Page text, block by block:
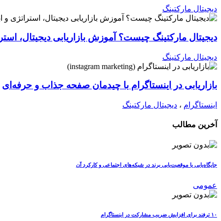
دیجیتال مارکتینگ
دیجیتال مارکتینگ چیست؟ آموزش بازاریابی دیجیتال،
دیجیتال مارکتینگ
بازاریابی در اینستاگرام با چیدمان صفحه جذاب و حرفه‌ای
اینستاگرام ، دیجیتال مارکتینگ
آخرین مطالب
جایگاه‌یابی یا موقعیت‌یابی برند در شبکه‌های اجتماعی و کارکرد آن
عمومی
۱۰ ترفند برای افزایش ضریب مشارکت در اینستاگرام